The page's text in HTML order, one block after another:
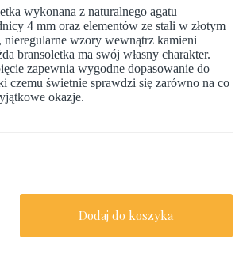
wykonana z naturalnego agatu
4 mm oraz elementów ze stali w złotym
nieregularne wzory wewnątrz kamieni
bransoletka ma swój własny charakter.
zapewnia wygodne dopasowanie do
czemu świetnie sprawdzi się zarówno na co
okazje.
Dodaj do koszyka